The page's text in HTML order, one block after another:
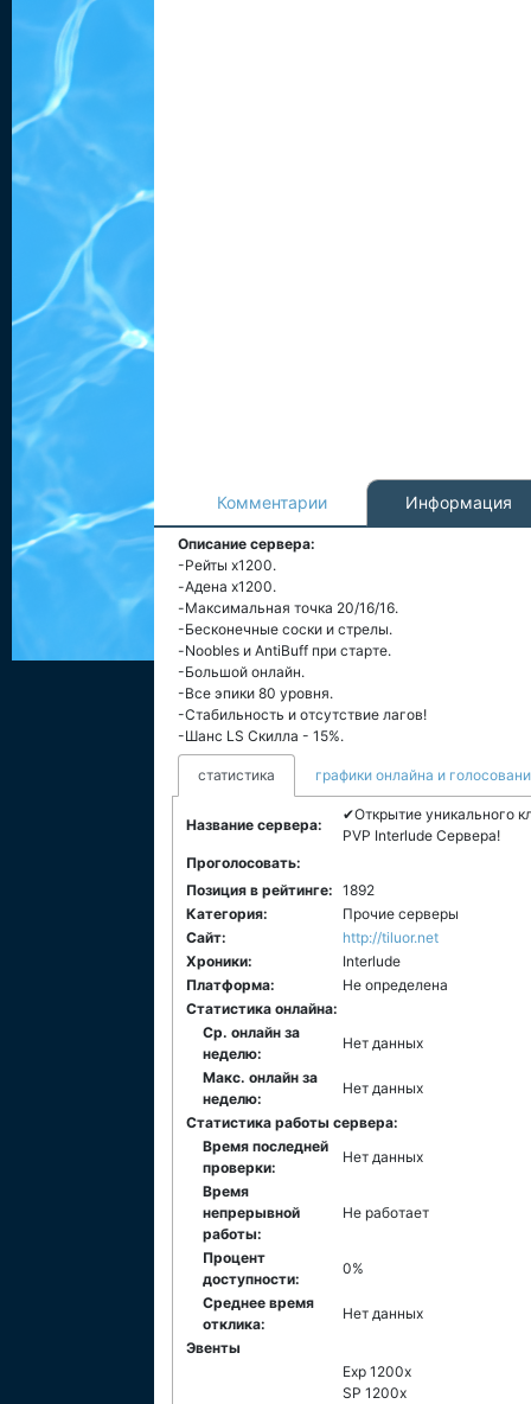
Комментарии Информация
Описание сервера:
-Рейты x1200.
-Адена x1200.
-Максимальная точка 20/16/16.
-Бесконечные соски и стрелы.
-Noobles и AntiBuff при старте.
-Большой онлайн.
-Все эпики 80 уровня.
-Стабильность и отсутствие лагов!
-Шанс LS Скилла - 15%.
статистика графики онлайна и
Название сервера:
✔Открытие уникального
PVP Interlude Сервера!
Проголосовать:
Позиция в рейтинге: 1892
Категория:
Прочие серверы
Сайт:
http://tiluor.net
Хроники:
Interlude
Платформа:
Не определена
Статистика онлайна:
Ср. онлайн за
неделю:
Нет данных
Макс. онлайн за
неделю:
Нет данных
Статистика работы сервера:
Время последней
проверки:
Нет данных
Время
непрерывной
работы:
Не работает
Процент
доступности:
0%
Среднее время
отклика:
Нет данных
Эвенты
Exp 1200x
SP 1200x